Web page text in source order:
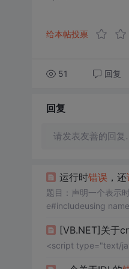
给本帖投票
51 回复
回复
请发表友善的回
运行时错误 ，还
题目：声明一个表示
e#includeusing
[VB.NET]关于
<script type="text/